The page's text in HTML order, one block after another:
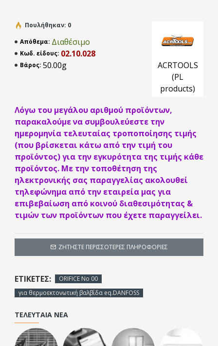
Απόθεμα: Διαθέσιμο
Κωδ. είδους: 02.10.028
Βάρος: 50.00g
ACRTOOLS
(PL
products)
Πουλήθηκαν: 0
ΖΗΤΉΣΤΕ ΠΕΡΙΣΣΌΤΕΡΕΣ ΠΛΗΡΟΦΟΡΊΕΣ
Λόγω του μεγάλου αριθμού προϊόντων,
παρακαλούμε να συμβουλεύεστε την
ημερομηνία τελευταίας τροποποίησης τιμής
(που βρίσκεται κάτω από την τιμή του
προϊόντος) για την εγκυρότητα της τιμής κάθε
προϊόντος. Με την τοποθέτηση της
ηλεκτρονικής σας παραγγελίας ακολουθεί
τηλεφώνημα από την εταιρεία μας για
επιβεβαίωση από κοινού διαθεσιμότητας &
τιμών των προϊόντων που έχετε παραγγείλει.
ΕΤΙΚΈΤΕΣ:
ORIFICE Νo 00
για θερμοεκτονωτική βαλβίδα eq.DANFOSS
ΤΕΛΕΥΤΑΊΑ ΝΈΑ